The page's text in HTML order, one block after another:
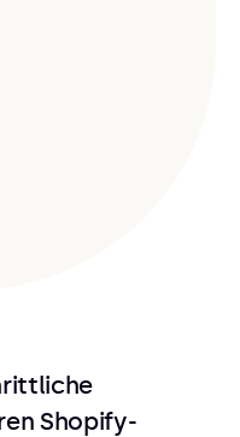
Shopify-